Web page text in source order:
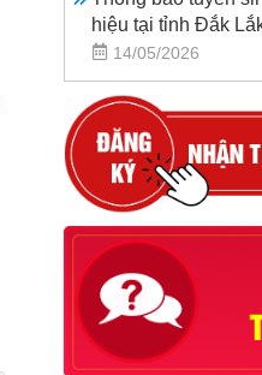
hiệu tại tỉnh Đắk
14/05/2026